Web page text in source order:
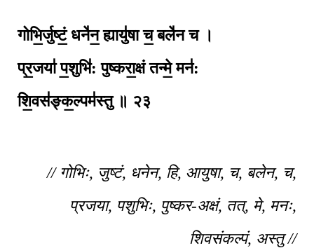
गोभि॒र्जुष्टं॒ धने॑न॒ ह्यायु॑षा च॒ बले॑न च ।
प्र॒जया॑ प॒शुभि॑: पुष्करा॒क्षं तन्मे॒ मन॑:
शि॒वस॑ङ्क॒ल्पम॑स्तु ॥ २३
// गोभिः, जुष्टं, धनेन, हि, आयुषा, च, बलेन, च,
प्रजया, पशुभिः, पुष्कर-अक्षं, तत्, मे, मनः,
शिवसंकल्पं, अस्तु //